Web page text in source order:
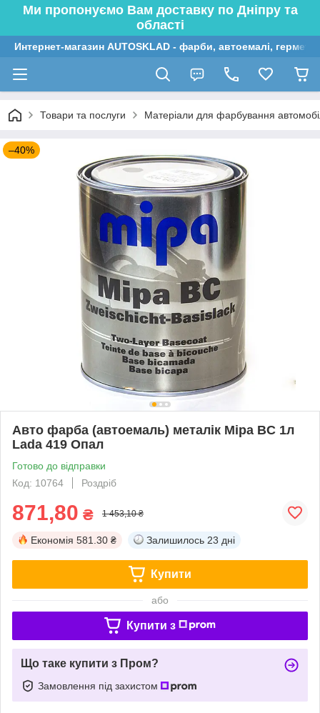
Ми пропонуємо Вам доставку по Дніпру та
області
Интернет-магазин AUTOSKLAD - фарби, автоемалі,
Товари та послуги Матеріали для фарбування
–40%
Авто фарба (автоемаль) металік Mipa BC 1л
Lada 419 Опал
Готово до відправки
Код: 10764
Роздріб
871,80 ₴ 1 453,10 ₴
Економія 581.30 ₴ Залишилось 23 дні
Купити
або
Купити з
Що таке купити з Пром?
Замовлення під захистом